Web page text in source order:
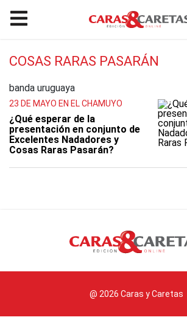
COSAS RARAS PASARÁN
banda uruguaya
23 DE MAYO EN EL CHAMUYO
¿Qué esperar de la
presentación en conjunto de
Excelentes Nadadores y
Cosas Raras Pasarán?
@ 2026 Caras y Caretas